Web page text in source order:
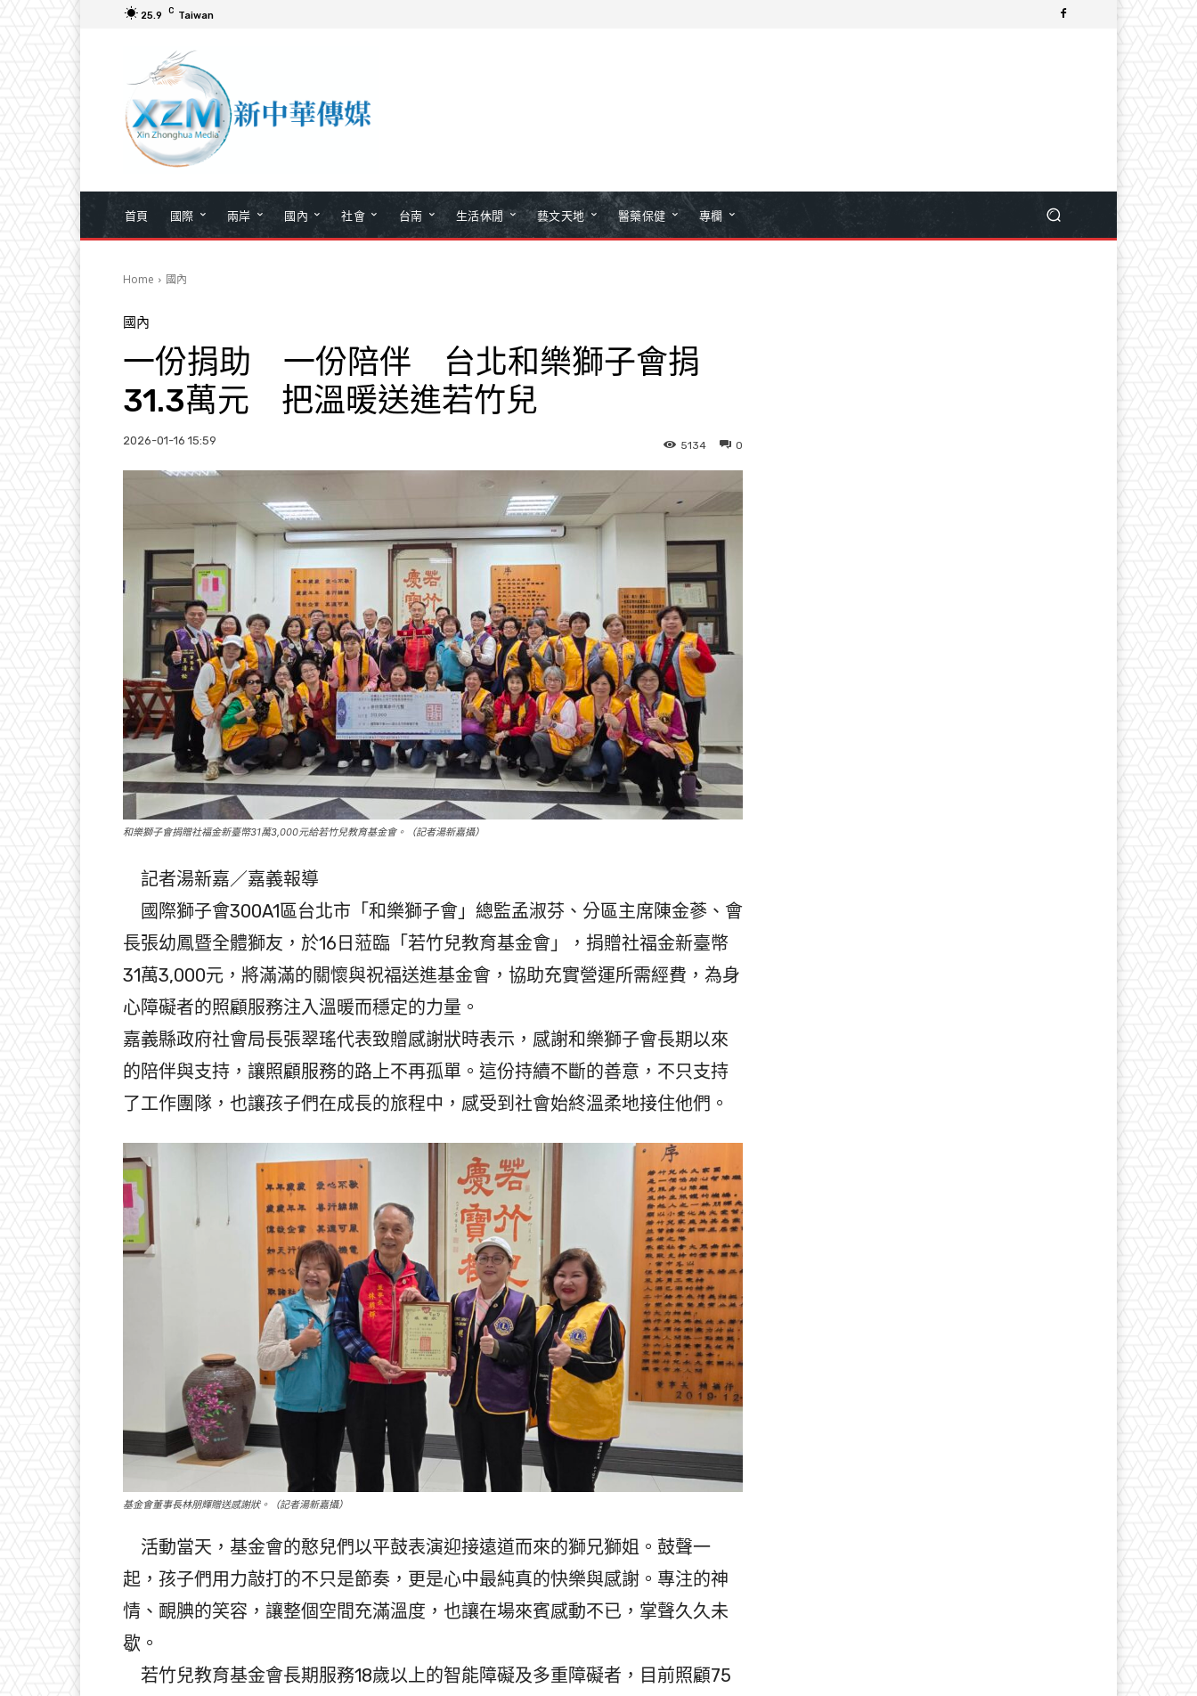
25.9 C Taiwan
首頁 國際 兩岸 國內 社會 台南 生活休閒 藝文天地 醫藥保健 專欄
Home 國內
國內
一份捐助 一份陪伴 台北和樂獅子會捐
31.3萬元 把溫暖送進若竹兒
2026-01-16 15:59 0
5134
和樂獅子會捐贈社福金新臺幣31萬3,000元給若竹兒教育基金會。（記者湯新嘉攝）
記者湯新嘉／嘉義報導
國際獅子會300A1區台北市「和樂獅子會」總監孟淑芬、分區主席陳金蔘、會
長張幼鳳暨全體獅友，於16日蒞臨「若竹兒教育基金會」，捐贈社福金新臺幣
31萬3,000元，將滿滿的關懷與祝福送進基金會，協助充實營運所需經費，為身
心障礙者的照顧服務注入溫暖而穩定的力量。
嘉義縣政府社會局長張翠瑤代表致贈感謝狀時表示，感謝和樂獅子會長期以來
的陪伴與支持，讓照顧服務的路上不再孤單。這份持續不斷的善意，不只支持
了工作團隊，也讓孩子們在成長的旅程中，感受到社會始終溫柔地接住他們。
基金會董事長林朋輝贈送感謝狀。（記者湯新嘉攝）
活動當天，基金會的憨兒們以平鼓表演迎接遠道而來的獅兄獅姐。鼓聲一
起，孩子們用力敲打的不只是節奏，更是心中最純真的快樂與感謝。專注的神
情、靦腆的笑容，讓整個空間充滿溫度，也讓在場來賓感動不已，掌聲久久未
歇。
若竹兒教育基金會長期服務18歲以上的智能障礙及多重障礙者，目前照顧75